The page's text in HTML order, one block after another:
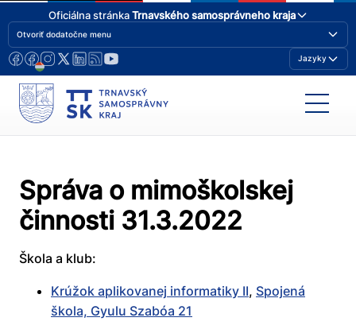
Oficiálna stránkaTrnavského samosprávneho kraja
Otvoriť dodatočne menu
Jazyky
Správa o mimoškolskej
činnosti 31.3.2022
Škola a klub:
Krúžok aplikovanej informatiky II, Spojená
škola, Gyulu Szabóa 21